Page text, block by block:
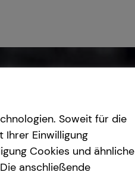
Soweit für die
Einwilligung
Cookies und ähnliche
anschließende